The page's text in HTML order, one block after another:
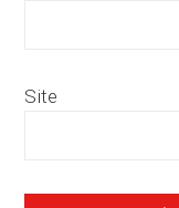
Site